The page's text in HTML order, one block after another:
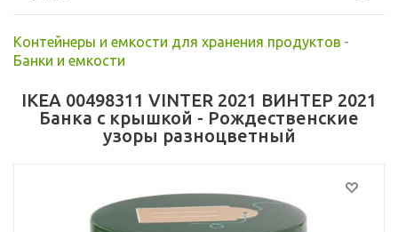
Контейнеры и емкости для хранения продуктов -
Банки и емкости
IKEA 00498311 VINTER 2021 ВИНТЕР 2021
Банка с крышкой - Рождественские
узоры разноцветный